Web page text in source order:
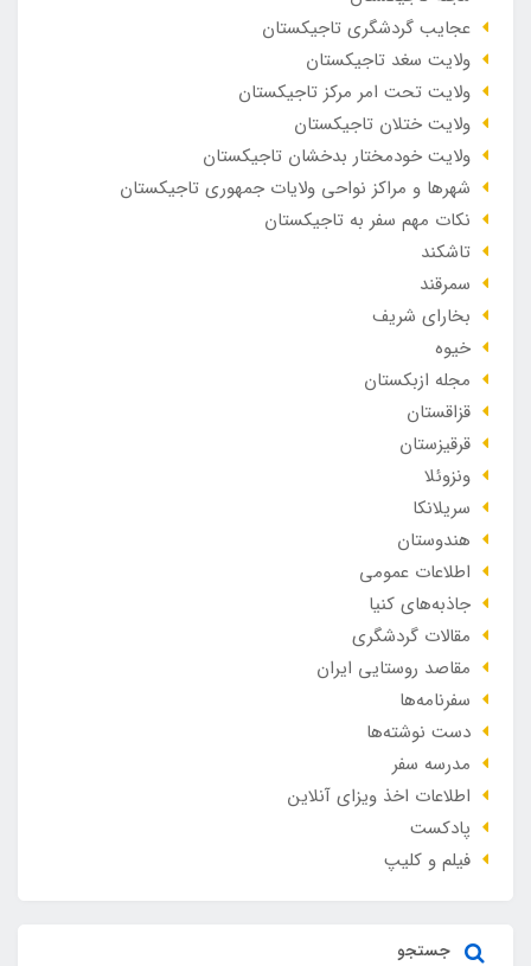
عجایب گردشگری تاجیکستان
ولایت سغد تاجیکستان
ولایت تحت امر مرکز تاجیکستان
ولایت ختلان تاجیکستان
ولایت خودمختار بدخشان تاجیکستان
شهرها و مراکز نواحی ولایات جمهوری تاجیکستان
نکات مهم سفر به تاجیکستان
تاشکند
سمرقند
بخارای شریف
خیوه
مجله ازبکستان
قزاقستان
قرقیزستان
ونزوئلا
سریلانکا
هندوستان
اطلاعات عمومی
جاذبه‌های کنیا
مقالات گردشگری
مقاصد روستایی ایران
سفرنامه‌ها
دست نوشته‌ها
مدرسه سفر
اطلاعات اخذ ویزای آنلاین
پادکست
فیلم و کلیپ
جستجو